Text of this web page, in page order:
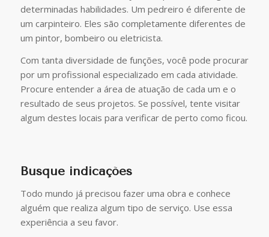
determinadas habilidades. Um pedreiro é diferente de
um carpinteiro. Eles são completamente diferentes de
um pintor, bombeiro ou eletricista.
Com tanta diversidade de funções, você pode procurar
por um profissional especializado em cada atividade.
Procure entender a área de atuação de cada um e o
resultado de seus projetos. Se possível, tente visitar
algum destes locais para verificar de perto como ficou.
Busque indicações
Todo mundo já precisou fazer uma obra e conhece
alguém que realiza algum tipo de serviço. Use essa
experiência a seu favor.